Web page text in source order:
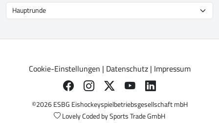
Cookie-Einstellungen | Datenschutz| Impressum
©2026 ESBG Eishockeyspielbetriebsgesellschaft mbH
Lovely Coded bySports Trade GmbH